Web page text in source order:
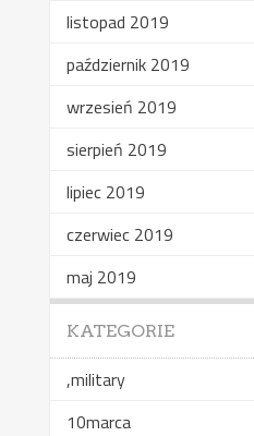
listopad 2019
październik 2019
wrzesień 2019
sierpień 2019
lipiec 2019
czerwiec 2019
maj 2019
KATEGORIE
,military
10marca